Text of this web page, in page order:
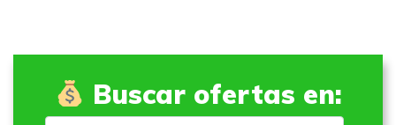
Buscar ofertas en: